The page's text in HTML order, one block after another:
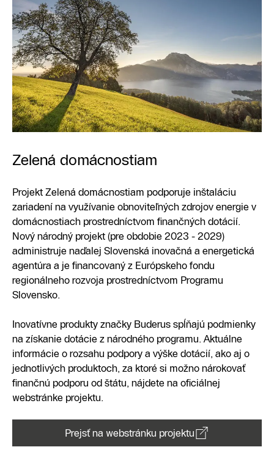
Zelená domácnostiam
Projekt Zelená domácnostiam podporuje inštaláciu
zariadení na využívanie obnoviteľných zdrojov energie v
domácnostiach prostredníctvom finančných dotácií.
Nový národný projekt (pre obdobie 2023 - 2029)
administruje naďalej Slovenská inovačná a energetická
agentúra a je financovaný z Európskeho fondu
regionálneho rozvoja prostredníctvom Programu
Slovensko.
Inovatívne produkty značky Buderus spĺňajú podmienky
na získanie dotácie z národného programu. Aktuálne
informácie o rozsahu podpory a výške dotácií, ako aj o
jednotlivých produktoch, za ktoré si možno nárokovať
finančnú podporu od štátu, nájdete na oficiálnej
webstránke projektu.
Prejsť na webstránku projektu